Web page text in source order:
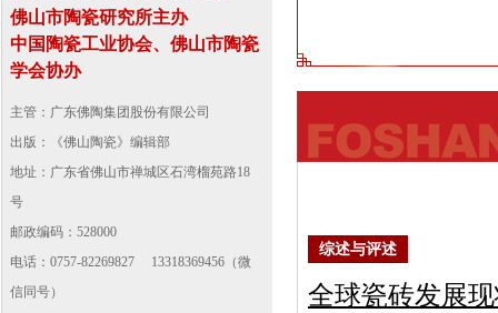
佛山市陶瓷研究所主办
中国陶瓷工业协会、佛山市陶瓷
学会协办
主管：广东佛陶集团股份有限公司
出版：《佛山陶瓷》编辑部
地址：广东省佛山市禅城区石湾榴苑路18
号
邮政编码：528000
电话：0757-82269827 13318369456（微
信同号）
综述与评述
全球瓷砖发展